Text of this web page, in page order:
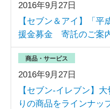
2016年9月27日
【セブン＆アイ】「平
援金募金 寄託のご案
2016年9月27日
商品・サービス
【セブン‐イレブン】
りの商品をラインナッ